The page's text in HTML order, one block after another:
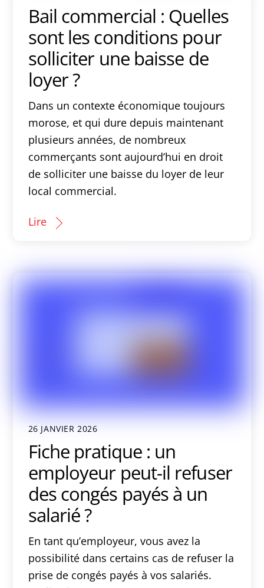
Bail commercial : Quelles
sont les conditions pour
solliciter une baisse de
loyer ?
Dans un contexte économique toujours
morose, et qui dure depuis maintenant
plusieurs années, de nombreux
commerçants sont aujourd’hui en droit
de solliciter une baisse du loyer de leur
local commercial.
Lire
26 JANVIER 2026
Fiche pratique : un
employeur peut-il refuser
des congés payés à un
salarié ?
En tant qu’employeur, vous avez la
possibilité dans certains cas de refuser la
prise de congés payés à vos salariés.